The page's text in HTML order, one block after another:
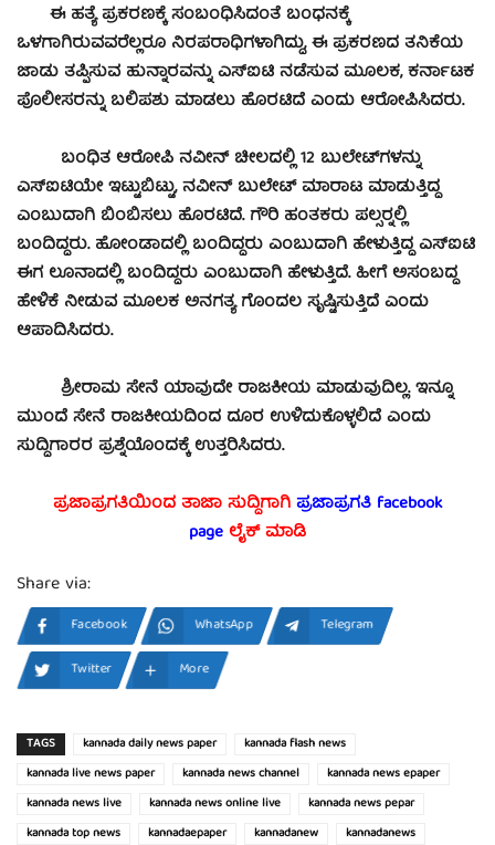
ಈ ಹತ್ಯೆ ಪ್ರಕರಣಕ್ಕೆ ಸಂಬಂಧಿಸಿದಂತೆ ಬಂಧನಕ್ಕೆ
ಒಳಗಾಗಿರುವವರೆಲ್ಲರೂ ನಿರಪರಾಧಿಗಳಾಗಿದ್ದು, ಈ ಪ್ರಕರಣದ ತನಿಕೆಯ
ಜಾಡು ತಪ್ಪಿಸುವ ಹುನ್ನಾರವನ್ನು ಎಸ್‍ಐಟಿ ನಡೆಸುವ ಮೂಲಕ, ಕರ್ನಾಟಕ
ಪೊಲೀಸರನ್ನು ಬಲಿಪಶು ಮಾಡಲು ಹೊರಟಿದೆ ಎಂದು ಆರೋಪಿಸಿದರು.
ಬಂಧಿತ ಆರೋಪಿ ನವೀನ್ ಚೀಲದಲ್ಲಿ 12 ಬುಲೇಟ್‍ಗಳನ್ನು
ಎಸ್‍ಐಟಿಯೇ ಇಟ್ಟುಬಿಟ್ಟು, ನವೀನ್ ಬುಲೇಟ್ ಮಾರಾಟ ಮಾಡುತ್ತಿದ್ದ
ಎಂಬುದಾಗಿ ಬಿಂಬಿಸಲು ಹೊರಟಿದೆ. ಗೌರಿ ಹಂತಕರು ಪಲ್ಸರ್‍ನಲ್ಲಿ
ಬಂದಿದ್ದರು. ಹೋಂಡಾದಲ್ಲಿ ಬಂದಿದ್ದರು ಎಂಬುದಾಗಿ ಹೇಳುತ್ತಿದ್ದ ಎಸ್‍ಐಟಿ
ಈಗ ಲೂನಾದಲ್ಲಿ ಬಂದಿದ್ದರು ಎಂಬುದಾಗಿ ಹೇಳುತ್ತಿದೆ. ಹೀಗೆ ಅಸಂಬದ್ಧ
ಹೇಳಿಕೆ ನೀಡುವ ಮೂಲಕ ಅನಗತ್ಯ ಗೊಂದಲ ಸೃಷ್ಟಿಸುತ್ತಿದೆ ಎಂದು
ಆಪಾದಿಸಿದರು.
ಶ್ರೀರಾಮ ಸೇನೆ ಯಾವುದೇ ರಾಜಕೀಯ ಮಾಡುವುದಿಲ್ಲ. ಇನ್ನೂ
ಮುಂದೆ ಸೇನೆ ರಾಜಕೀಯದಿಂದ ದೂರ ಉಳಿದುಕೊಳ್ಳಲಿದೆ ಎಂದು
ಸುದ್ದಿಗಾರರ ಪ್ರಶ್ನೆಯೊಂದಕ್ಕೆ ಉತ್ತರಿಸಿದರು.
ಪ್ರಜಾಪ್ರಗತಿಯಿಂದ ತಾಜಾ ಸುದ್ದಿಗಾಗಿಪ್ರಜಾಪ್ರಗತಿ facebook
page ಲೈಕ್ ಮಾಡಿ
Share via:
Facebook WhatsApp
Telegram
Twitter
More
TAGS kannada daily news paper
kannada flash news
kannada live news paper
kannada news channel
kannada news epaper
kannada news live
kannada news online live
kannada news pepar
kannada top news
kannadaepaper kannadanew
kannadanews